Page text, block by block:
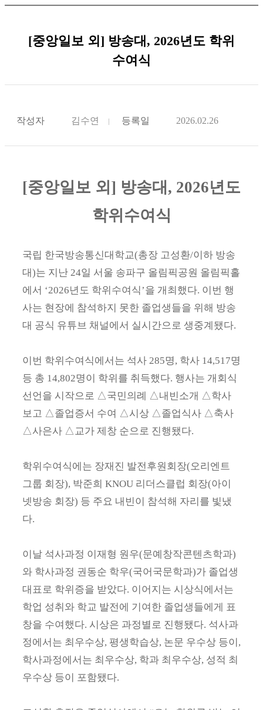
[중앙일보 외] 방송대, 2026년도 학위
수여식
작성자 김수연 등록일 2026.02.26
[중앙일보 외 ] 방송대, 2026년도
학위수여식
국립 한국방송통신대학교(총장 고성환/이하 방송
대)는 지난 24일 서울 송파구 올림픽공원 올림픽홀
에서 ‘2026년도 학위수여식’을 개최했다. 이번 행
사는 현장에 참석하지 못한 졸업생들을 위해 방송
대 공식 유튜브 채널에서 실시간으로 생중계됐다.
이번 학위수여식에서는 석사 285명, 학사 14,517명
등 총 14,802명이 학위를 취득했다. 행사는 개회식
선언을 시작으로 △국민의례 △내빈소개 △학사
보고 △졸업증서 수여 △시상 △졸업식사 △축사
△사은사 △교가 제창 순으로 진행됐다.
학위수여식에는 장재진 발전후원회장(오리엔트
그룹 회장), 박준희 KNOU 리더스클럽 회장(아이
넷방송 회장) 등 주요 내빈이 참석해 자리를 빛냈
다.
이날 석사과정 이재형 원우(문예창작콘텐츠학과)
와 학사과정 권동순 학우(국어국문학과)가 졸업생
대표로 학위증을 받았다. 이어지는 시상식에서는
학업 성취와 학교 발전에 기여한 졸업생들에게 표
창을 수여했다. 시상은 과정별로 진행됐다. 석사과
정에서는 최우수상, 평생학습상, 논문 우수상 등이,
학사과정에서는 최우수상, 학과 최우수상, 성적 최
우수상 등이 포함됐다.